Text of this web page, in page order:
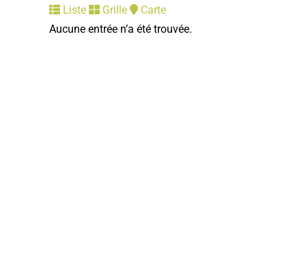
Liste
Grille
Carte
Aucune entrée n’a été trouvée.